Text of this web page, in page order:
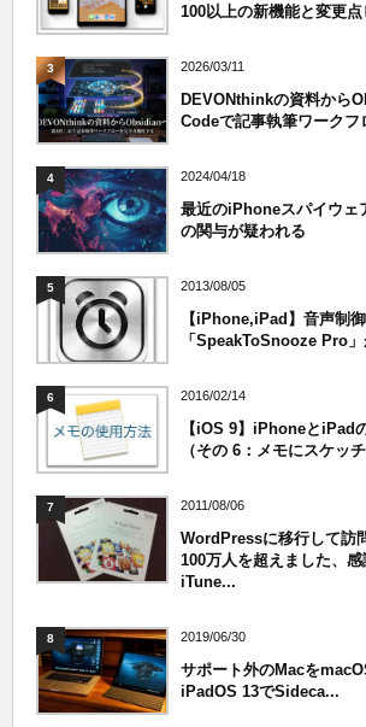
100以上の新機能と変更
3 2026/03/11
DEVONthinkの資料から
Codeで記事執筆ワークフ
4 2024/04/18
最近のiPhoneスパイウェ
の関与が疑われる
5 2013/08/05
【iPhone,iPad】音声制
「SpeakToSnooze Pro
6 2016/02/14
【iOS 9】iPhoneとiPad
（その 6：メモにスケッ
7 2011/08/06
WordPressに移行して訪
100万人を超えました、
iTune...
8 2019/06/30
サポート外のMacを
iPadOS 13でSideca...